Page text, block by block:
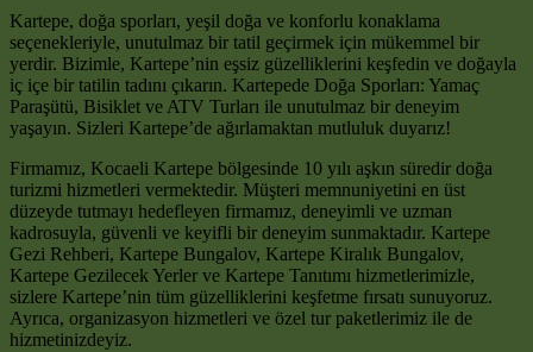
Kartepe, doğa sporları, yeşil doğa ve konforlu konaklama
seçenekleriyle, unutulmaz bir tatil geçirmek için mükemmel bir
yerdir. Bizimle, Kartepe’nin eşsiz güzelliklerini keşfedin ve doğayla
iç içe bir tatilin tadını çıkarın. Kartepede Doğa Sporları: Yamaç
Paraşütü, Bisiklet ve ATV Turları ile unutulmaz bir deneyim
yaşayın. Sizleri Kartepe’de ağırlamaktan mutluluk duyarız!
Firmamız, Kocaeli Kartepe bölgesinde 10 yılı aşkın süredir doğa
turizmi hizmetleri vermektedir. Müşteri memnuniyetini en üst
düzeyde tutmayı hedefleyen firmamız, deneyimli ve uzman
kadrosuyla, güvenli ve keyifli bir deneyim sunmaktadır. Kartepe
Gezi Rehberi, Kartepe Bungalov, Kartepe Kiralık Bungalov,
Kartepe Gezilecek Yerler ve Kartepe Tanıtımı hizmetlerimizle,
sizlere Kartepe’nin tüm güzelliklerini keşfetme fırsatı sunuyoruz.
Ayrıca, organizasyon hizmetleri ve özel tur paketlerimiz ile de
hizmetinizdeyiz.